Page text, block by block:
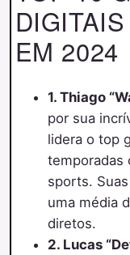
EM 2024
1. Thiago
por sua
lidera o top
temporadas
sports.
uma média
diretos.
2. Lucas